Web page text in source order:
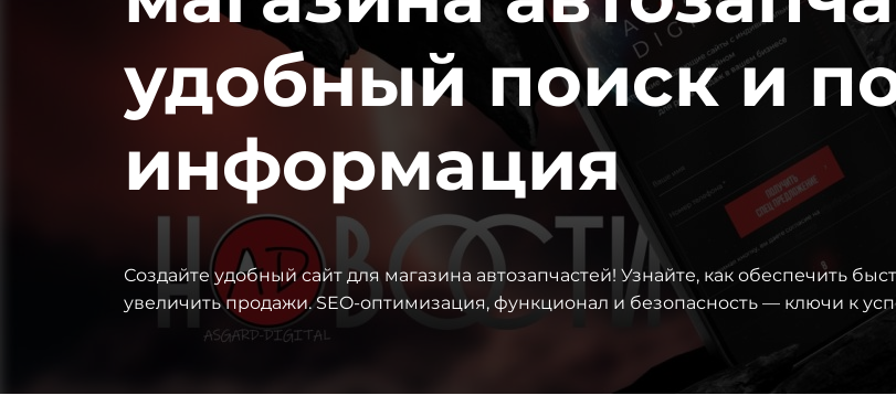
удобный поиск и
информация
Создайте удобный сайт для магазина автозапчастей! Узнайте, как обеспечить
увеличить продажи. SEO-оптимизация, функционал и безопасность — ключи к